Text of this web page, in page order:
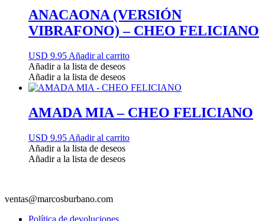
ANACAONA (VERSIÓN
VIBRAFONO) – CHEO FELICIANO
USD 9.95 Añadir al carrito
Añadir a la lista de deseos
Añadir a la lista de deseos
AMADA MIA – CHEO FELICIANO
USD 9.95 Añadir al carrito
Añadir a la lista de deseos
Añadir a la lista de deseos
ventas@marcosburbano.com
Política de devoluciones